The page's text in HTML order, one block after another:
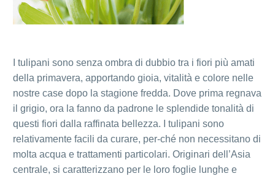
I tulipani sono senza ombra di dubbio tra i fiori più amati
della primavera, apportando gioia, vitalità e colore nelle
nostre case dopo la stagione fredda. Dove prima regnava
il grigio, ora la fanno da padrone le splendide tonalità di
questi fiori dalla raffinata bellezza. I tulipani sono
relativamente facili da curare, per-ché non necessitano di
molta acqua e trattamenti particolari. Originari dell’Asia
centrale, si caratterizzano per le loro foglie lunghe e